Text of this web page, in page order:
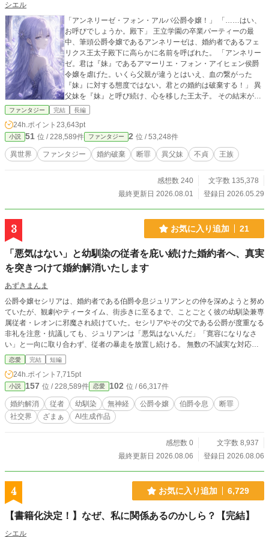
シエル
「アンネリーゼ・フォン・アルバ公爵令嬢！」 「……はい、
お呼びでしょうか。殿下」 王立学園の卒業パーティーの最
中、筆頭公爵令嬢であるアンネリーゼは、婚約者であるフェ
リクス王太子殿下に高らかに名前を呼ばれた。 「アンネリー
ゼ。君は『妹』であるアマーリエ・フォン・アイヒェン侯爵
令嬢を虐げた。いくら父親が違うとはいえ、血の繋がった
『妹』に対する態度ではない。君との婚約は破棄する！」 異
父妹を『妹』と呼び続け、心を移した王太子。 その結末がど
うであれ、貴方が心のままに動いた結果でしょう？ ※ 中世ヨ
さい。 ※ 画像はAIで作成しています。
ファンタジー 完結 長編
24h.ポイント 23,643pt
小説 51 位 / 228,589件 ファンタジー 2 位 / 53,248件
異世界 ファンタジー 婚約破棄 断罪 異父妹 不貞 王族
感想数 240
文字数 135,378
最終更新日 2026.08.01
登録日 2026.05.29
3 お気に入り追加 21
「悪気はない」と幼馴染の従者を庇い続けた婚約者へ、真実
を突きつけて婚約解消いたします
あずきまんま
公爵令嬢セシリアは、婚約者である伯爵令息ジュリアンとの仲を深めようと努め
ていたが、観劇やティータイム、街歩きに至るまで、ことごとく彼の幼馴染兼専
属従者・レオンに邪魔され続けていた。セシリアやその父である公爵が度重なる
非礼を注意・抗議しても、ジュリアンは「悪気はないんだ」「寛容になりなさ
い」と一向に取り合わず、従者の暴走を放置し続ける。 無数の不誠実な対応に
堪忍袋の緒が切れたセシリアは、綿密な記録を携え、建国記念夜会という晴れの
舞台で決着をつけることを決意。大勢の貴族が見守る中、逃げ場のない完璧な証
拠とともに婚約解消を突きつけ、身勝手な二人と身内を庇い続けた伯爵家を社会
的な破滅へと追い込んでいく。
恋愛 完結 短編
24h.ポイント 7,715pt
小説 157 位 / 228,589件 恋愛 102 位 / 66,317件
婚約解消 従者 幼馴染 無神経 公爵令嬢 伯爵令息
断罪
社交界
ざまぁ AI生成作品
感想数 0
文字数 8,937
最終更新日 2026.08.06
登録日 2026.08.06
4 お気に入り追加 6,729
【書籍化決定！】なぜ、私に関係あるのかしら？【完結】
シエル